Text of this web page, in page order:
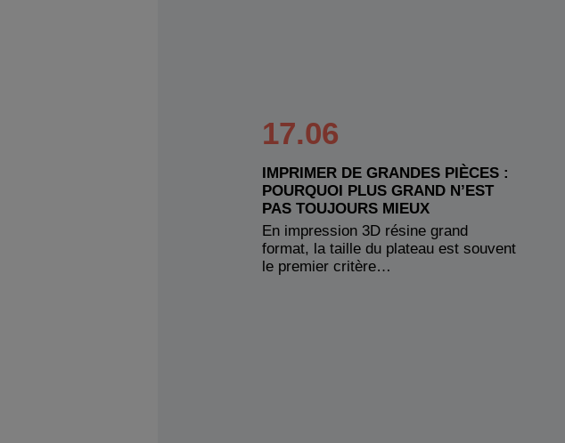
17.06
IMPRIMER DE GRANDES PIÈCES :
POURQUOI PLUS GRAND N’EST
PAS TOUJOURS MIEUX
En impression 3D résine grand
format, la taille du plateau est souvent
le premier critère…